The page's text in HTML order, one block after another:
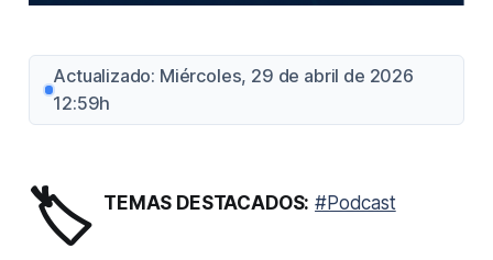
Actualizado: Miércoles, 29 de abril de 2026
12:59h
🏷️ TEMAS DESTACADOS: #Podcast